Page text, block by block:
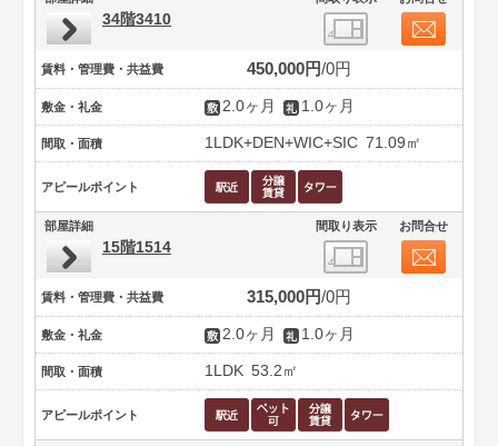
34階3410
賃料・管理費・共益費 450,000円 0円
敷金・礼金 2.0ヶ月 1.0ヶ月
間取・面積 1LDK+DEN+WIC+SIC 71.09㎡
アピールポイント
部屋詳細 間取り表示 お問合せ
15階1514
賃料・管理費・共益費 315,000円 0円
敷金・礼金 2.0ヶ月 1.0ヶ月
間取・面積 1LDK 53.2㎡
アピールポイント